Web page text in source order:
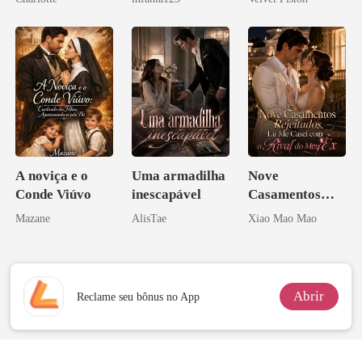
desafiar
A noviça e o
Conde Viúvo
Mazane
Uma armadilha
inescapável
AlisTae
Nove
Casamentos
Rejeitados, Eu
Ex
Xiao Mao Mao
Reclame seu bônus no App Abrir